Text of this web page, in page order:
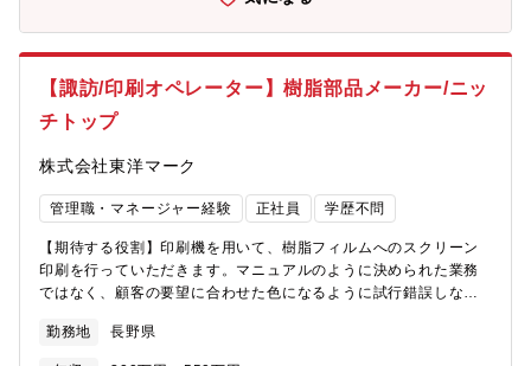
処理技術により、汚れ、ささくれ、欠けといったスティックに関
する不良検査を行うことで、不良低減をさせる安全性の両面を実
現した製品です。（2）SECSインターフェース…同社のSECS通
信ドライバーは、半導体・液晶の製造装置／検査装置でのSECS通
信を実現します。SECS通信ドライバーを使用することにより必要
な専門知識が限定され、SECSに対応したシステムの開発コストを
取り込んだ画像を、画像処理ソフトが情報抽出し判定するといっ
対象物を傷めない検査が可能なシステムです。
【諏訪/印刷オペレーター】樹脂部品メーカー/ニッ
チトップ
株式会社東洋マーク
管理職・マネージャー経験 正社員 学歴不問
【期待する役割】印刷機を用いて、樹脂フィルムへのスクリーン
印刷を行っていただきます。マニュアルのように決められた業務
ではなく、顧客の要望に合わせた色になるように試行錯誤しなが
リーン印刷機の操作およびその関連業務 ■版の印刷機へのセッ
ト、洗浄、試し刷り ■印刷物の仕上がり検査、確認 ■インクの
勤務地 長野県